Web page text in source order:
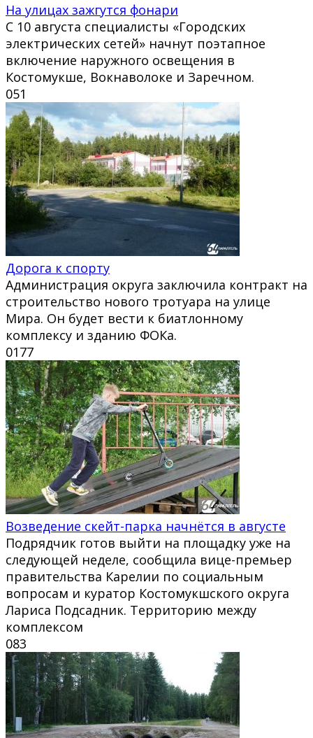
На улицах зажгутся фонари
С 10 августа специалисты «Городских
электрических сетей» начнут поэтапное
включение наружного освещения в
Костомукше, Вокнаволоке и Заречном.
051
Дорога к спорту
Администрация округа заключила контракт на
строительство нового тротуара на улице
Мира. Он будет вести к биатлонному
комплексу и зданию ФОКа.
0177
Возведение скейт-парка начнётся в августе
Подрядчик готов выйти на площадку уже на
следующей неделе, сообщила вице-премьер
правительства Карелии по социальным
вопросам и куратор Костомукшского округа
Лариса Подсадник. Территорию между
комплексом
083